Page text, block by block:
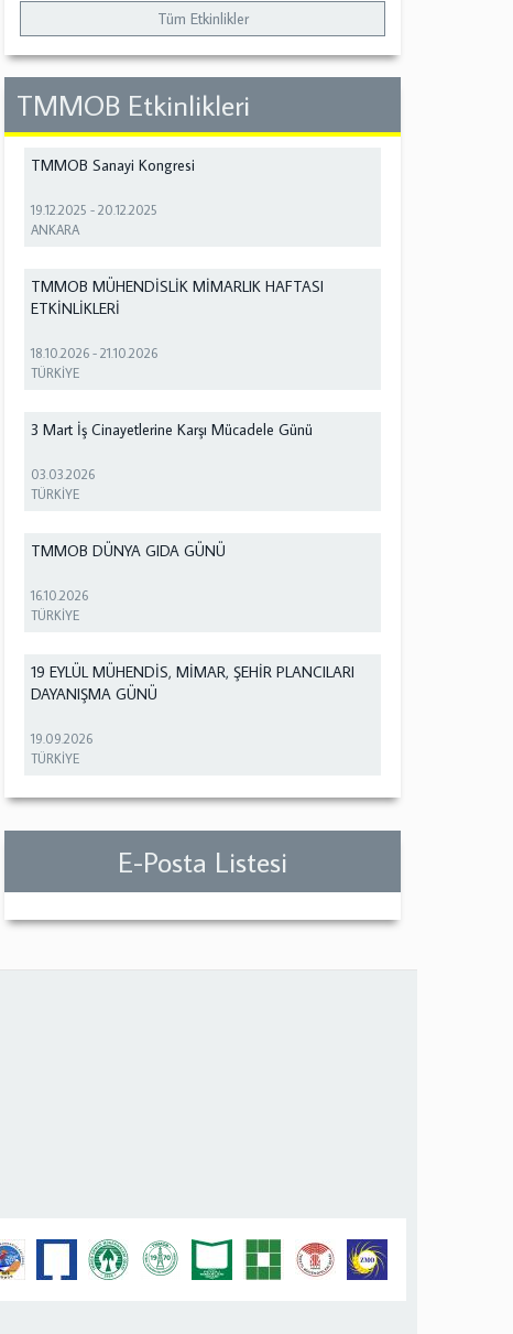
Tüm Etkinlikler
TMMOB Etkinlikleri
TMMOB Sanayi Kongresi
19.12.2025 -20.12.2025
ANKARA
TMMOB MÜHENDİSLİK MİMARLIK HAFTASI
ETKİNLİKLERİ
18.10.2026 -21.10.2026
TÜRKİYE
3 Mart İş Cinayetlerine Karşı Mücadele Günü
03.03.2026
TÜRKİYE
TMMOB DÜNYA GIDA GÜNÜ
16.10.2026
TÜRKİYE
19 EYLÜL MÜHENDİS, MİMAR, ŞEHİR PLANCILARI
DAYANIŞMA GÜNÜ
19.09.2026
TÜRKİYE
E-Posta Listesi